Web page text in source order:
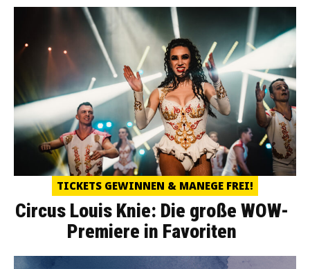
TICKETS GEWINNEN & MANEGE FREI!
Circus Louis Knie: Die große WOW-
Premiere in Favoriten